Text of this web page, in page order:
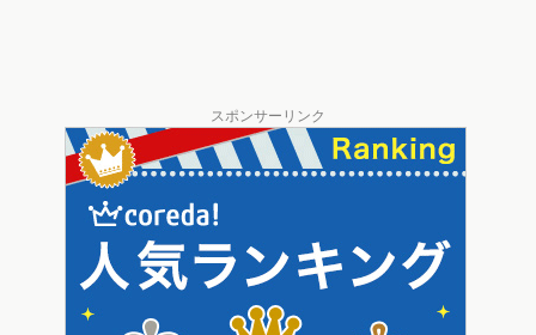
スポンサーリンク